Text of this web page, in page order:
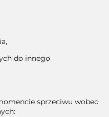
do innego
sprzeciwu wobec